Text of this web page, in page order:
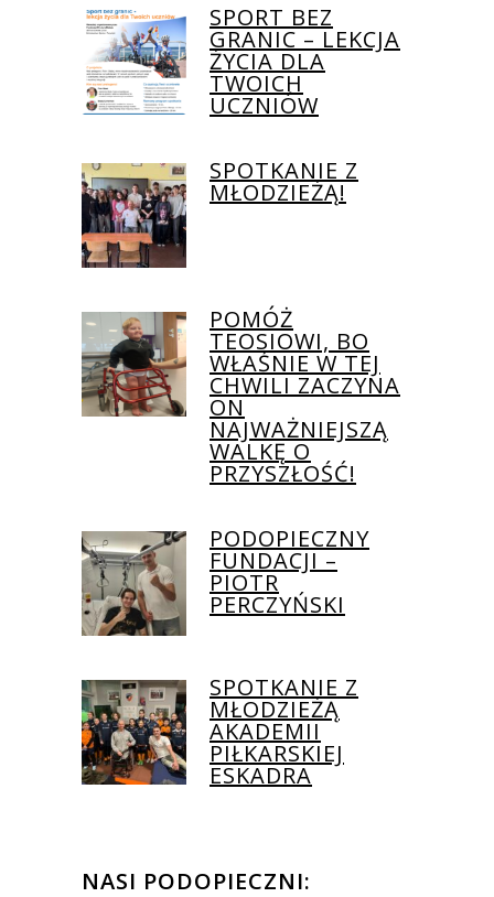
SPORT BEZ
GRANIC – LEKCJA
ŻYCIA DLA
TWOICH
UCZNIÓW
SPOTKANIE Z
MŁODZIEŻĄ!
POMÓŻ
TEOSIOWI, BO
WŁAŚNIE W TEJ
CHWILI ZACZYNA
ON
NAJWAŻNIEJSZĄ
WALKĘ O
PRZYSZŁOŚĆ!
PODOPIECZNY
FUNDACJI –
PIOTR
PERCZYŃSKI
SPOTKANIE Z
MŁODZIEŻĄ
AKADEMII
PIŁKARSKIEJ
ESKADRA
NASI PODOPIECZNI: